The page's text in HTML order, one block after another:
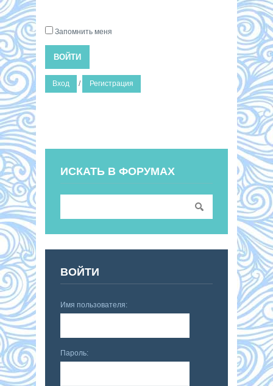
Запомнить меня
ВОЙТИ
Вход / Регистрация
ИСКАТЬ В ФОРУМАХ
ВОЙТИ
Имя пользователя:
Пароль: